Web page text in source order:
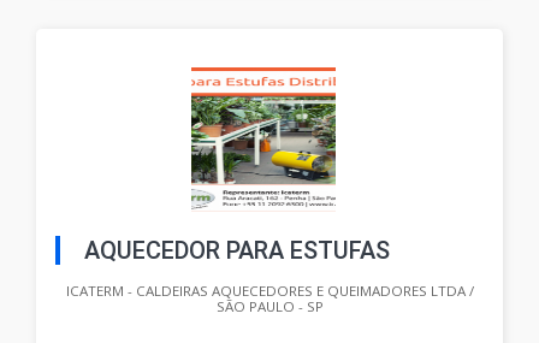
AQUECEDOR PARA ESTUFAS
ICATERM - CALDEIRAS AQUECEDORES E QUEIMADORES LTDA /
SÃO PAULO - SP